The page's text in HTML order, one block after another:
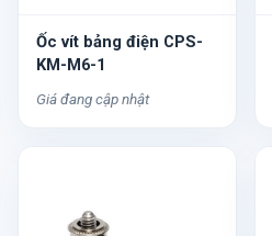
Ốc vít bảng điện CPS-
KM-M6-1
Giá đang cập nhật